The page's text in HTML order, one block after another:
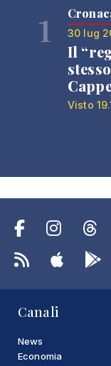
1 30 lug
Il
Visto
Canali
News
Economia